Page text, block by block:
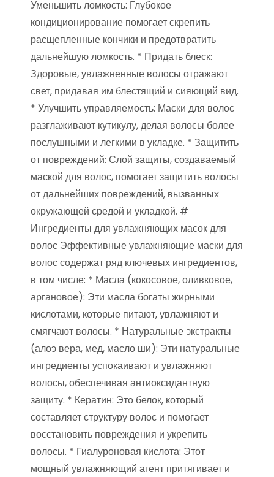
Уменьшить ломкость: Глубокое
кондиционирование помогает скрепить
расщепленные кончики и предотвратить
дальнейшую ломкость. * Придать блеск:
Здоровые, увлажненные волосы отражают
свет, придавая им блестящий и сияющий вид.
* Улучшить управляемость: Маски для волос
разглаживают кутикулу, делая волосы более
послушными и легкими в укладке. * Защитить
от повреждений: Слой защиты, создаваемый
маской для волос, помогает защитить волосы
от дальнейших повреждений, вызванных
окружающей средой и укладкой. #
Ингредиенты для увлажняющих масок для
волос Эффективные увлажняющие маски для
волос содержат ряд ключевых ингредиентов,
в том числе: * Масла (кокосовое, оливковое,
аргановое): Эти масла богаты жирными
кислотами, которые питают, увлажняют и
смягчают волосы. * Натуральные экстракты
(алоэ вера, мед, масло ши): Эти натуральные
ингредиенты успокаивают и увлажняют
волосы, обеспечивая антиоксидантную
защиту. * Кератин: Это белок, который
составляет структуру волос и помогает
восстановить повреждения и укрепить
волосы. * Гиалуроновая кислота: Этот
мощный увлажняющий агент притягивает и